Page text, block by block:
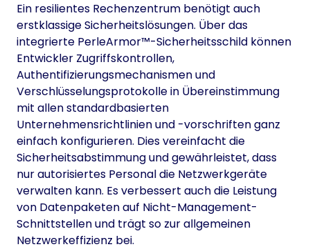
Ein resilientes Rechenzentrum benötigt auch
erstklassige Sicherheitslösungen. Über das
integrierte PerleArmor™-Sicherheitsschild können
Entwickler Zugriffskontrollen,
Authentifizierungsmechanismen und
Verschlüsselungsprotokolle in Übereinstimmung
mit allen standardbasierten
Unternehmensrichtlinien und -vorschriften ganz
einfach konfigurieren. Dies vereinfacht die
Sicherheitsabstimmung und gewährleistet, dass
nur autorisiertes Personal die Netzwerkgeräte
verwalten kann. Es verbessert auch die Leistung
von Datenpaketen auf Nicht-Management-
Schnittstellen und trägt so zur allgemeinen
Netzwerkeffizienz bei.